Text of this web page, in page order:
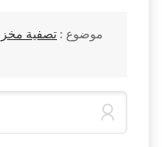
موضوع : تصفية